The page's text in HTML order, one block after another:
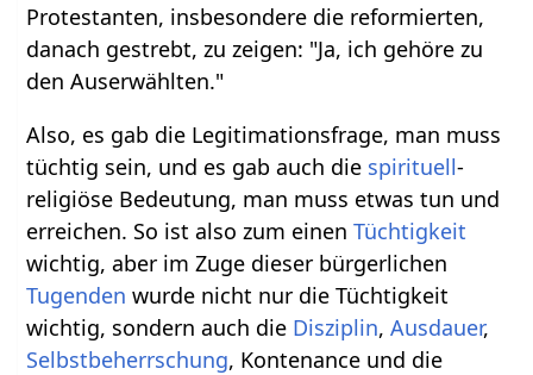
Protestanten, insbesondere die reformierten,
danach gestrebt, zu zeigen: "Ja, ich gehöre zu
den Auserwählten."
Also, es gab die Legitimationsfrage, man muss
tüchtig sein, und es gab auch die spirituell-
religiöse Bedeutung, man muss etwas tun und
erreichen. So ist also zum einenTüchtigkeit
wichtig, aber im Zuge dieser bürgerlichen
Tugenden wurde nicht nur die Tüchtigkeit
wichtig, sondern auch die Disziplin,Ausdauer,
Selbstbeherrschung, Kontenance und die